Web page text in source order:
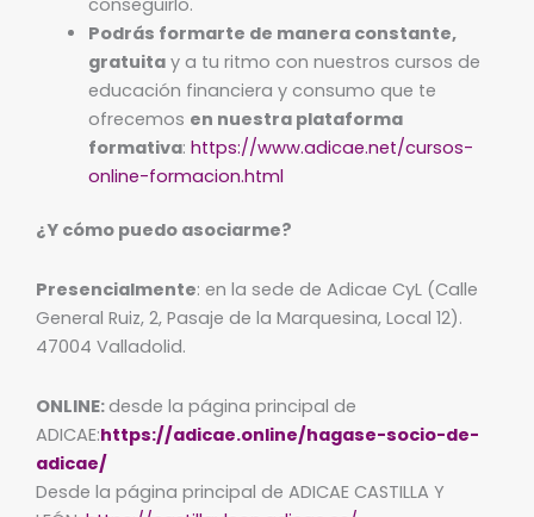
Podrás formarte de manera constante,
gratuitay a tu ritmo con nuestros cursos de
educación financiera y consumo que te
ofrecemos en nuestra plataforma
formativa: https://www.adicae.net/cursos-
online-formacion.html
¿Y cómo puedo asociarme?
Presencialmente: en la sede de Adicae CyL (Calle
General Ruiz, 2, Pasaje de la Marquesina, Local 12).
47004 Valladolid.
ONLINE:desde la página principal de
ADICAE:https://adicae.online/hagase-socio-de-
adicae/
Desde la página principal de ADICAE CASTILLA Y